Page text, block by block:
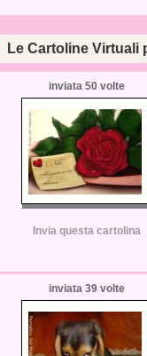
Le Cartoline Virtuali
inviata 50 volte
Invia questa cartolina
inviata 39 volte